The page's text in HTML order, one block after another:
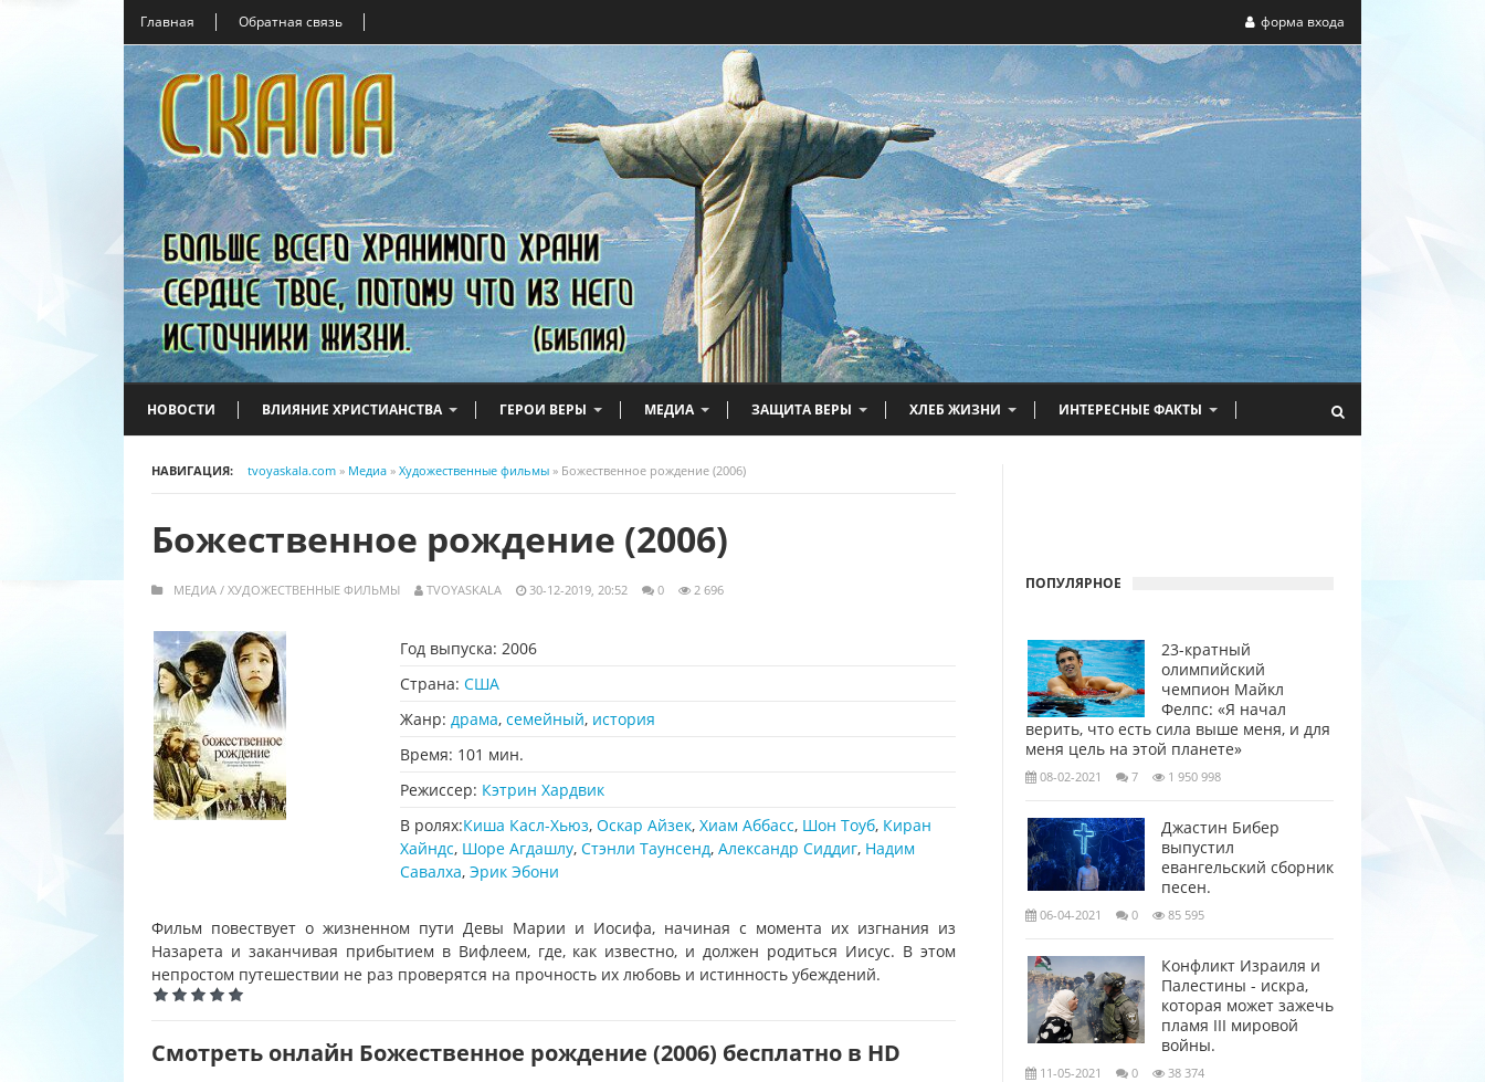
Главная Обратная связь форма входа
НОВОСТИ ВЛИЯНИЕ ХРИСТИАНСТВА ГЕРОИ ВЕРЫ МЕДИА ЗАЩИТА ВЕРЫ ХЛЕБ ЖИЗНИ ИНТЕРЕСНЫЕ ФАКТЫ
НАВИГАЦИЯ: tvoyaskala.com » Медиа » Художественные фильмы » Божественное рождение (2006)
Божественное рождение (2006)
МЕДИА / ХУДОЖЕСТВЕННЫЕ ФИЛЬМЫ TVOYASKALA 30-12-2019, 20:52 0 2 696
Год выпуска: 2006
Страна: США
Жанр: драма, семейный, история
Время: 101 мин.
Режиссер: Кэтрин Хардвик
В ролях:Киша Касл-Хьюз, Оскар Айзек, Хиам Аббасс, Шон Тоуб, Киран
Хайндс, Шоре Агдашлу, Стэнли Таунсенд, Александр Сиддиг, Надим
Савалха, Эрик Эбони
Фильм повествует о жизненном пути Девы Марии и Иосифа, начиная с момента их изгнания из
Назарета и заканчивая прибытием в Вифлеем, где, как известно, и должен родиться Иисус. В этом
непростом путешествии не раз проверятся на прочность их любовь и истинность убеждений.
Смотреть онлайн Божественное рождение (2006) бесплатно в HD
ПОПУЛЯРНОЕ
23-кратный
олимпийский
чемпион Майкл
Фелпс: «Я начал
верить, что есть сила выше меня, и для
меня цель на этой планете»
08-02-2021 7 1 950 998
Джастин Бибер
выпустил
евангельский сборник
песен.
06-04-2021 0 85 595
Конфликт Израиля и
Палестины - искра,
которая может зажечь
пламя III мировой
войны.
11-05-2021 0 38 374